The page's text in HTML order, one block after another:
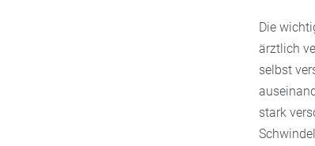
Die
ärztlich
selbst
stark